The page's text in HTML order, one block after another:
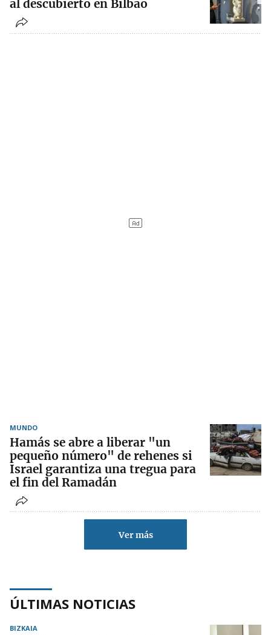
al descubierto en Bilbao
MUNDO
Hamás se abre a liberar "un
pequeño número" de rehenes si
Israel garantiza una tregua para
el fin del Ramadán
Ver más
ÚLTIMAS NOTICIAS
BIZKAIA